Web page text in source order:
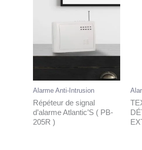
Alarme Anti-Intrusion
Répéteur de signal
d’alarme Atlantic’S ( PB-
205R )